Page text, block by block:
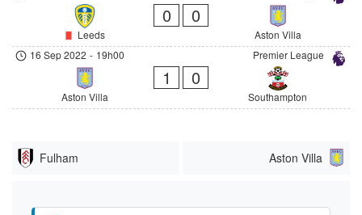
Leeds
0 0
Aston Villa
Premier League
16 Sep 2022 - 19h00
Aston Villa
1 0
Southampton
Fulham Aston Villa